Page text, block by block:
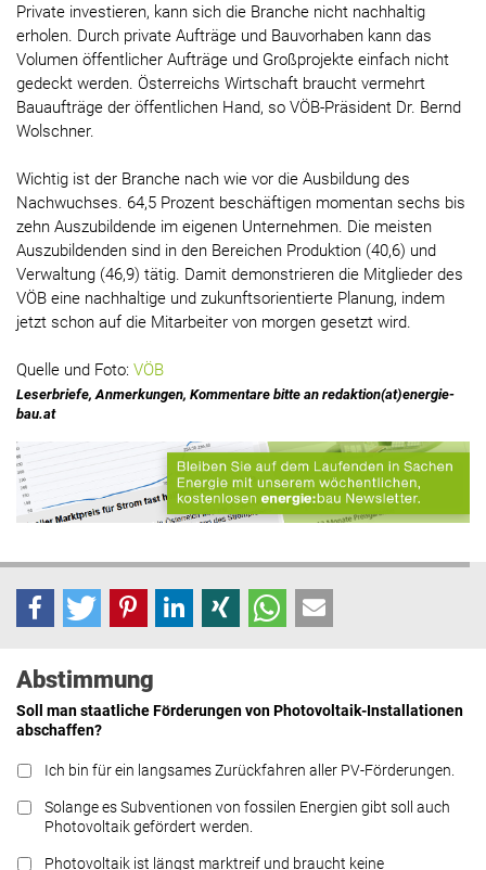
Private investieren, kann sich die Branche nicht nachhaltig
erholen. Durch private Aufträge und Bauvorhaben kann das
Volumen öffentlicher Aufträge und Großprojekte einfach nicht
gedeckt werden. Österreichs Wirtschaft braucht vermehrt
Bauaufträge der öffentlichen Hand, so VÖB-Präsident Dr. Bernd
Wolschner.
Wichtig ist der Branche nach wie vor die Ausbildung des
Nachwuchses. 64,5 Prozent beschäftigen momentan sechs bis
zehn Auszubildende im eigenen Unternehmen. Die meisten
Auszubildenden sind in den Bereichen Produktion (40,6) und
Verwaltung (46,9) tätig. Damit demonstrieren die Mitglieder des
VÖB eine nachhaltige und zukunftsorientierte Planung, indem
jetzt schon auf die Mitarbeiter von morgen gesetzt wird.
Quelle und Foto: VÖB
Leserbriefe, Anmerkungen, Kommentare bitte an redaktion(at)energie-
bau.at
Abstimmung
Soll man staatliche Förderungen von Photovoltaik-Installationen
abschaffen?
Ich bin für ein langsames Zurückfahren aller PV-Förderungen.
Solange es Subventionen von fossilen Energien gibt soll auch
Photovoltaik gefördert werden.
Photovoltaik ist längst marktreif und braucht keine